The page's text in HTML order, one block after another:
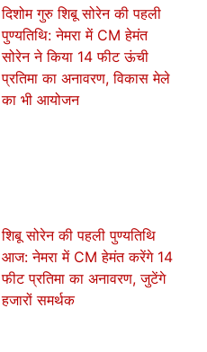
दिशोम गुरु शिबू सोरेन की पहली
पुण्यतिथि: नेमरा में CM हेमंत
सोरेन ने किया 14 फीट ऊंची
प्रतिमा का अनावरण, विकास मेले
का भी आयोजन
शिबू सोरेन की पहली पुण्यतिथि
आज: नेमरा में CM हेमंत करेंगे 14
फीट प्रतिमा का अनावरण, जुटेंगे
हजारों समर्थक